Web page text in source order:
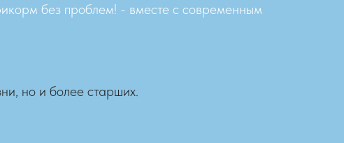
без проблем! - вместе с современным
но и более старших.